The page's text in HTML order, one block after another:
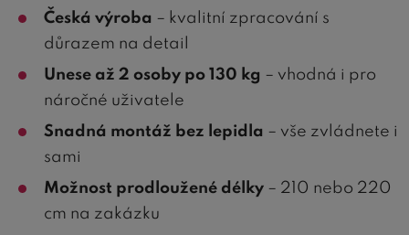
Česká výroba – kvalitní zpracování s
důrazem na detail
Unese až 2 osoby po 130 kg – vhodná i pro
náročné uživatele
Snadná montáž bez lepidla – vše zvládnete i
sami
Možnost prodloužené délky – 210 nebo 220
cm na zakázku